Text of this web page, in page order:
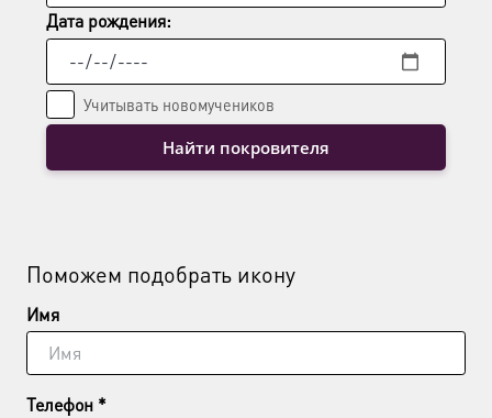
Дата рождения:
Учитывать новомучеников
Найти покровителя
Поможем подобрать икону
Имя
Телефон *